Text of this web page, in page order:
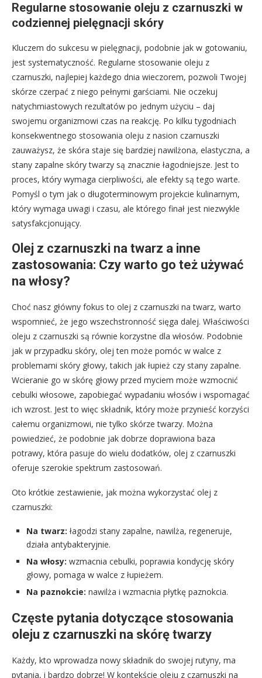
Regularne stosowanie oleju z czarnuszki w
codziennej pielęgnacji skóry
Kluczem do sukcesu w pielęgnacji, podobnie jak w gotowaniu,
jest systematyczność. Regularne stosowanie oleju z
czarnuszki, najlepiej każdego dnia wieczorem, pozwoli Twojej
skórze czerpać z niego pełnymi garściami. Nie oczekuj
natychmiastowych rezultatów po jednym użyciu – daj
swojemu organizmowi czas na reakcję. Po kilku tygodniach
konsekwentnego stosowania oleju z nasion czarnuszki
zauważysz, że skóra staje się bardziej nawilżona, elastyczna, a
stany zapalne skóry twarzy są znacznie łagodniejsze. Jest to
proces, który wymaga cierpliwości, ale efekty są tego warte.
Pomyśl o tym jak o długoterminowym projekcie kulinarnym,
który wymaga uwagi i czasu, ale którego finał jest niezwykle
satysfakcjonujący.
Olej z czarnuszki na twarz a inne
zastosowania: Czy warto go też używać
na włosy?
Choć nasz główny fokus to olej z czarnuszki na twarz, warto
wspomnieć, że jego wszechstronność sięga dalej. Właściwości
oleju z czarnuszki są równie korzystne dla włosów. Podobnie
jak w przypadku skóry, olej ten może pomóc w walce z
problemami skóry głowy, takich jak łupież czy stany zapalne.
Wcieranie go w skórę głowy przed myciem może wzmocnić
cebulki włosowe, zapobiegać wypadaniu włosów i wspomagać
ich wzrost. Jest to więc składnik, który może przynieść korzyści
całemu organizmowi, nie tylko skórze twarzy. Można
powiedzieć, że podobnie jak dobrze doprawiona baza
potrawy, która pasuje do wielu dodatków, olej z czarnuszki
oferuje szerokie spektrum zastosowań.
Oto krótkie zestawienie, jak można wykorzystać olej z
czarnuszki:
Na twarz: łagodzi stany zapalne, nawilża, regeneruje,
działa antybakteryjnie.
Na włosy: wzmacnia cebulki, poprawia kondycję skóry
głowy, pomaga w walce z łupieżem.
Na paznokcie: nawilża i wzmacnia płytkę paznokcia.
Częste pytania dotyczące stosowania
oleju z czarnuszki na skórę twarzy
Każdy, kto wprowadza nowy składnik do swojej rutyny, ma
pytania, i bardzo dobrze! W kontekście oleju z czarnuszki na